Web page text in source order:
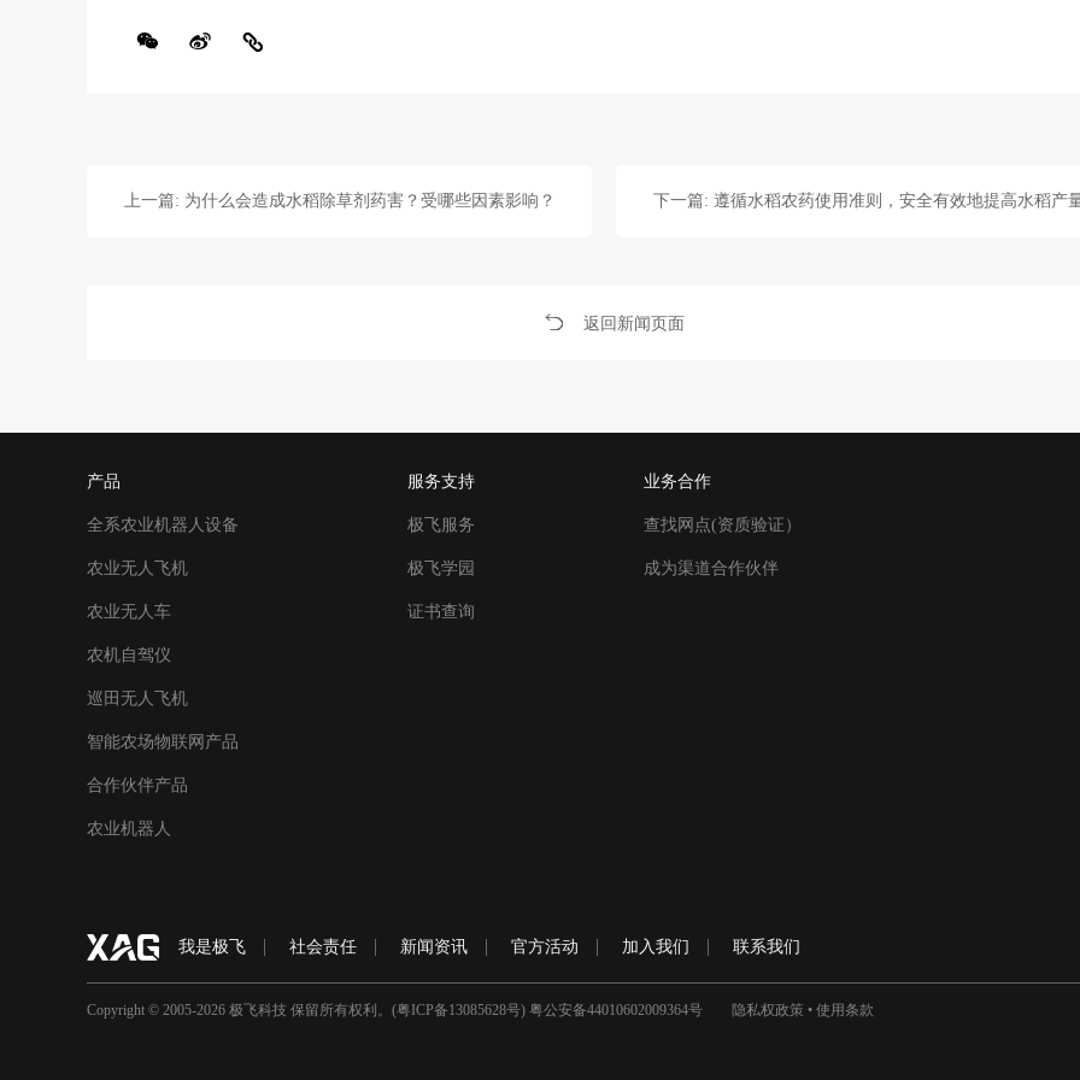
上一篇: 为什么会造成水稻除草剂药害？受哪些因素影响？ 下一篇: 遵循水稻农药使用准则，安全有效地提高水稻产
返回新闻页面
产品
全系农业机器人设备
农业无人飞机
农业无人车
农机自驾仪
巡田无人飞机
智能农场物联网产品
合作伙伴产品
农业机器人
服务支持
极飞服务
极飞学园
证书查询
业务合作
查找网点(资质验证）
成为渠道合作伙伴
我是极⻜ 社会责任 新闻资讯 官方活动 加入我们 联系我们
Copyright © 2005-2026 极飞科技 保留所有权利。(粤ICP备13085628号) 粤公安备44010602009364号 隐私权政策 • 使用条款